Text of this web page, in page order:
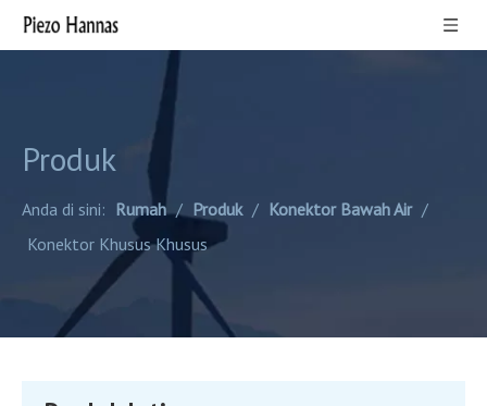
Produk
Anda di sini: Rumah / Produk / Konektor Bawah Air /
Konektor Khusus Khusus